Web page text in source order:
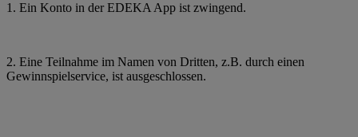
1. Ein Konto in der EDEKA App ist zwingend.
2. Eine Teilnahme im Namen von Dritten, z.B. durch einen
Gewinnspielservice, ist ausgeschlossen.